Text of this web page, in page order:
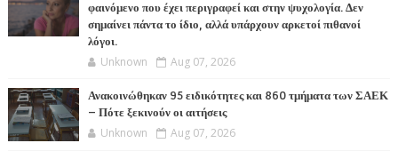
φαινόμενο που έχει περιγραφεί και στην ψυχολογία. Δεν
σημαίνει πάντα το ίδιο, αλλά υπάρχουν αρκετοί πιθανοί
λόγοι.
Unknown Aug 07, 2026
Ανακοινώθηκαν 95 ειδικότητες και 860 τμήματα των ΣΑΕΚ
– Πότε ξεκινούν οι αιτήσεις
Unknown Aug 07, 2026